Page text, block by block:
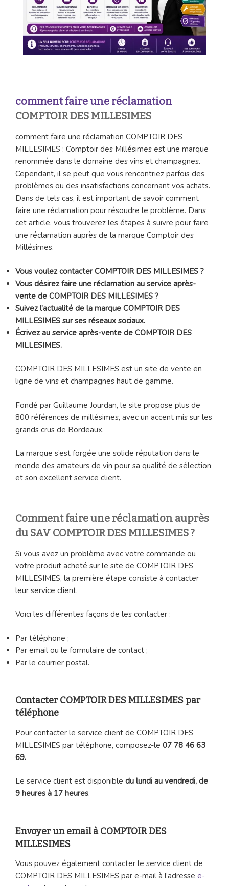
comment faire une réclamation
COMPTOIR DES MILLESIMES
comment faire une réclamation COMPTOIR DES
MILLESIMES : Comptoir des Millésimes est une marque
renommée dans le domaine des vins et champagnes.
Cependant, il se peut que vous rencontriez parfois des
problèmes ou des insatisfactions concernant vos achats.
Dans de tels cas, il est important de savoir comment
faire une réclamation pour résoudre le problème. Dans
cet article, vous trouverez les étapes à suivre pour faire
une réclamation auprès de la marque Comptoir des
Millésimes.
Vous voulez contacter COMPTOIR DES MILLESIMES ?
Vous désirez faire une réclamation au service après-
vente de COMPTOIR DES MILLESIMES ?
Suivez l’actualité de la marque COMPTOIR DES
MILLESIMES sur ses réseaux sociaux.
Écrivez au service après-vente de COMPTOIR DES
MILLESIMES.
COMPTOIR DES MILLESIMES est un site de vente en
ligne de vins et champagnes haut de gamme.
Fondé par Guillaume Jourdan, le site propose plus de
800 références de millésimes, avec un accent mis sur les
grands crus de Bordeaux.
La marque s’est forgée une solide réputation dans le
monde des amateurs de vin pour sa qualité de sélection
et son excellent service client.
Comment faire une réclamation auprès
du SAV COMPTOIR DES MILLESIMES ?
Si vous avez un problème avec votre commande ou
votre produit acheté sur le site de COMPTOIR DES
MILLESIMES, la première étape consiste à contacter
leur service client.
Voici les différentes façons de les contacter :
Par téléphone ;
Par email ou le formulaire de contact ;
Par le courrier postal.
Contacter COMPTOIR DES MILLESIMES par
téléphone
Pour contacter le service client de COMPTOIR DES
MILLESIMES par téléphone, composez-le 07 78 46 63
69.
Le service client est disponible du lundi au vendredi, de
9 heures à 17 heures.
Envoyer un email à COMPTOIR DES
MILLESIMES
Vous pouvez également contacter le service client de
COMPTOIR DES MILLESIMES par e-mail à l’adresse e-